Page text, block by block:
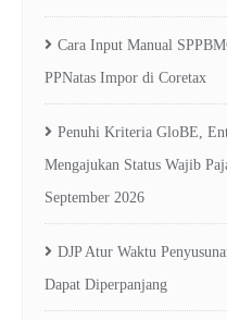
Cara Input Manual
PPNatas Impor di Coretax
Penuhi Kriteria GloBE,
Mengajukan Status Wajib
September 2026
DJP Atur Waktu
Dapat Diperpanjang